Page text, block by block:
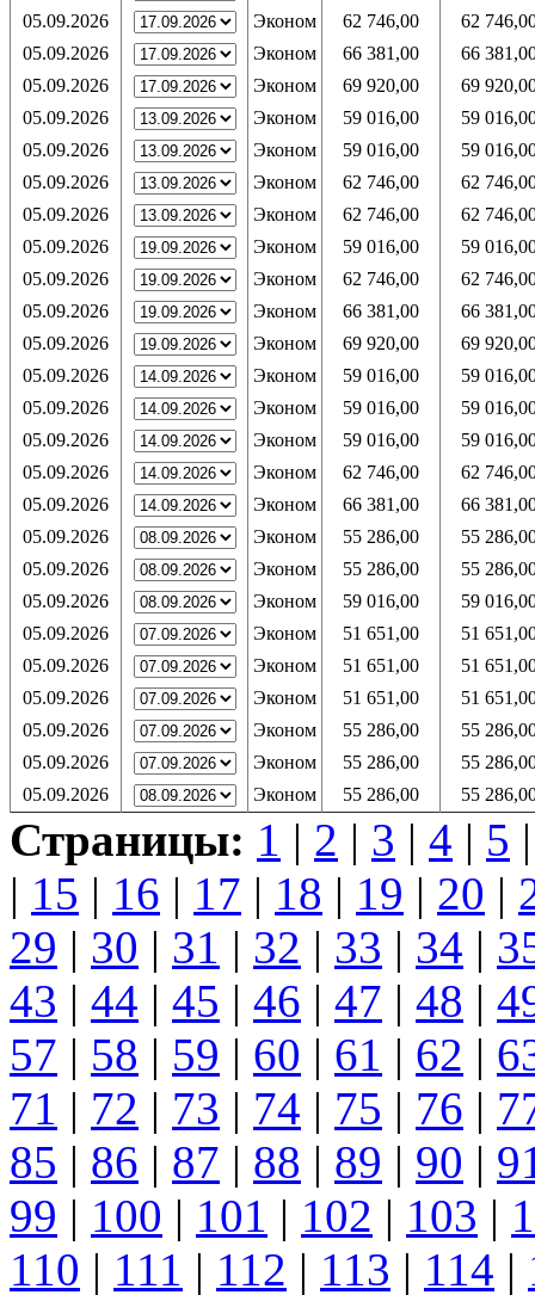
05.09.2026
Эконом 62 746,00
62
05.09.2026
Эконом 66 381,00
66
05.09.2026
Эконом 69 920,00
69
05.09.2026
Эконом 59 016,00
59
05.09.2026
Эконом 59 016,00
59
05.09.2026
Эконом 62 746,00
62
05.09.2026
Эконом 62 746,00
62
05.09.2026
Эконом 59 016,00
59
05.09.2026
Эконом 62 746,00
62
05.09.2026
Эконом 66 381,00
66
05.09.2026
Эконом 69 920,00
69
05.09.2026
Эконом 59 016,00
59
05.09.2026
Эконом 59 016,00
59
05.09.2026
Эконом 59 016,00
59
05.09.2026
Эконом 62 746,00
62
05.09.2026
Эконом 66 381,00
66
05.09.2026
Эконом 55 286,00
55
05.09.2026
Эконом 55 286,00
55
05.09.2026
Эконом 59 016,00
59
05.09.2026
Эконом 51 651,00
51
05.09.2026
Эконом 51 651,00
51
05.09.2026
Эконом 51 651,00
51
05.09.2026
Эконом 55 286,00
55
05.09.2026
Эконом 55 286,00
55
05.09.2026
Эконом 55 286,00 55
Страницы: 1 | 2 | 3 | 4 | 5
| 15 | 16 | 17 | 18 | 19 | 20 |
29 | 30 | 31 | 32 | 33 | 34 |
43 | 44 | 45 | 46 | 47 | 48 |
57 | 58 | 59 | 60 | 61 | 62 |
71 | 72 | 73 | 74 | 75 | 76 |
85 | 86 | 87 | 88 | 89 | 90 |
99 | 100 | 101 | 102 | 103 |
110 | 111 | 112 | 113 | 114 |